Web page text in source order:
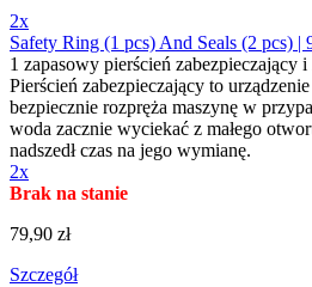
2x
Safety Ring (1 pcs) And Seals (2 pcs) |
1 zapasowy pierścień zabezpieczający
Pierścień zabezpieczający to
bezpiecznie rozpręża maszynę w
woda zacznie wyciekać z małego
nadszedł czas na jego wymianę.
2x
Brak na stanie
79,90 zł
Szczegół